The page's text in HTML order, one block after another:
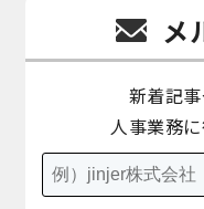
メ
新着記
人事業務